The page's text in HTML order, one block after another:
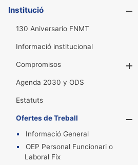
Institució
130 Aniversario FNMT
Informació institucional
Compromisos
Agenda 2030 y ODS
Estatuts
Ofertes de Treball
Informació General
OEP Personal Funcionari o
Laboral Fix